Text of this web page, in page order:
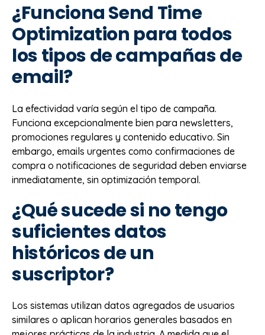
¿Funciona Send Time
Optimization para todos
los tipos de campañas de
email?
La efectividad varía según el tipo de campaña.
Funciona excepcionalmente bien para newsletters,
promociones regulares y contenido educativo. Sin
embargo, emails urgentes como confirmaciones de
compra o notificaciones de seguridad deben enviarse
inmediatamente, sin optimización temporal.
¿Qué sucede si no tengo
suficientes datos
históricos de un
suscriptor?
Los sistemas utilizan datos agregados de usuarios
similares o aplican horarios generales basados en